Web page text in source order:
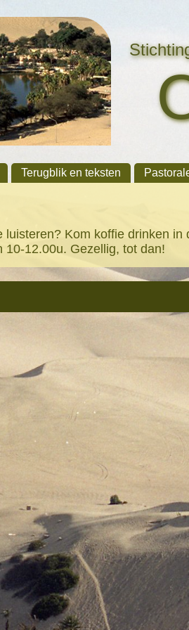
Terugblik en teksten
Kom koffie drinken in
10-12.00u. Gezellig, tot dan!